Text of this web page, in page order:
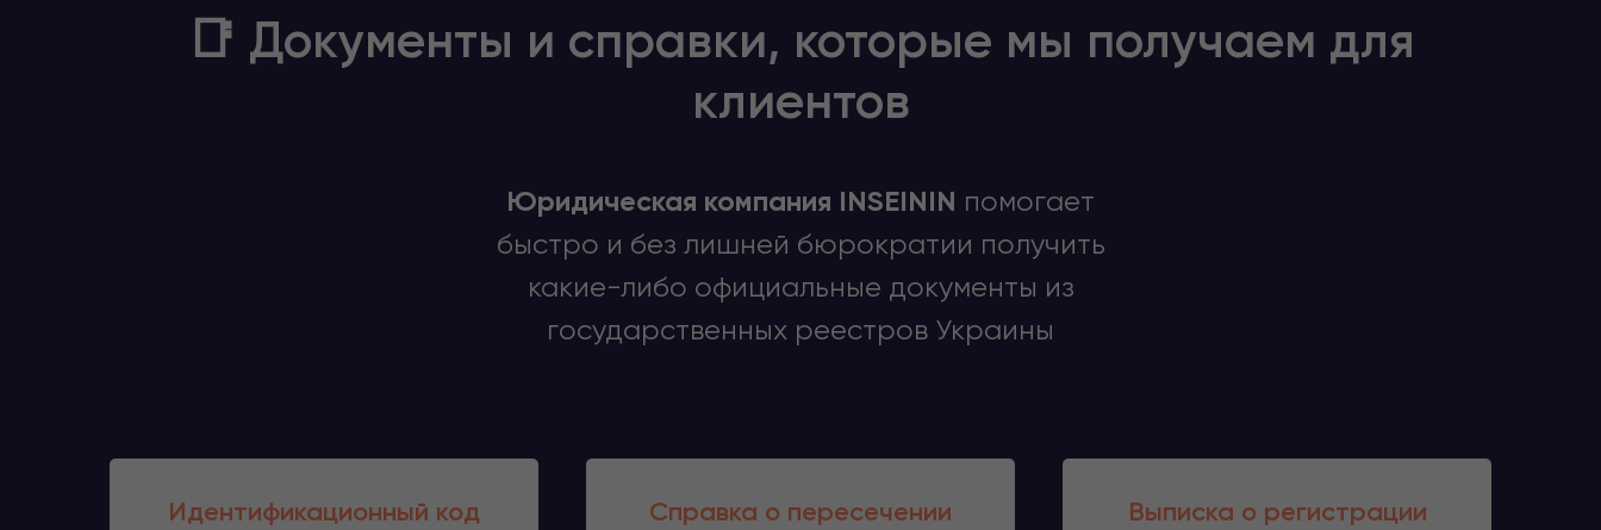
📑 Документы и справки, которые мы получаем для
клиентов
Юридическая компания INSEININ помогает
быстро и без лишней бюрократии получить
какие-либо официальные документы из
государственных реестров Украины
Идентификационный код Справка о пересечении Выписка о регистрации